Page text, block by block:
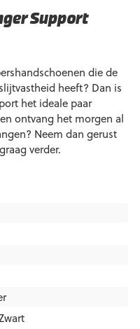
Support
die de
heeft? Dan is
het ideale paar
ontvang het morgen al
Neem dan gerust
verder.